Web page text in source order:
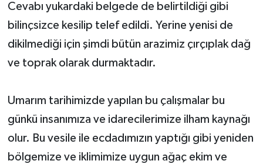
Cevabı yukardaki belgede de belirtildiği gibi
bilinçsizce kesilip telef edildi. Yerine yenisi de
dikilmediği için şimdi bütün arazimiz çırçıplak dağ
ve toprak olarak durmaktadır.
Umarım tarihimizde yapılan bu çalışmalar bu
günkü insanımıza ve idarecilerimize ilham kaynağı
olur. Bu vesile ile ecdadımızın yaptığı gibi yeniden
bölgemize ve iklimimize uygun ağaç ekim ve